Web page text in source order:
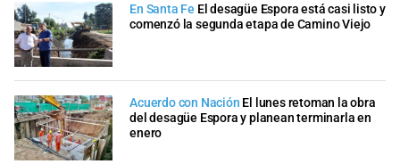
En Santa Fe El desagüe Espora está casi listo y
comenzó la segunda etapa de Camino Viejo
Acuerdo con Nación El lunes retoman la obra
del desagüe Espora y planean terminarla en
enero